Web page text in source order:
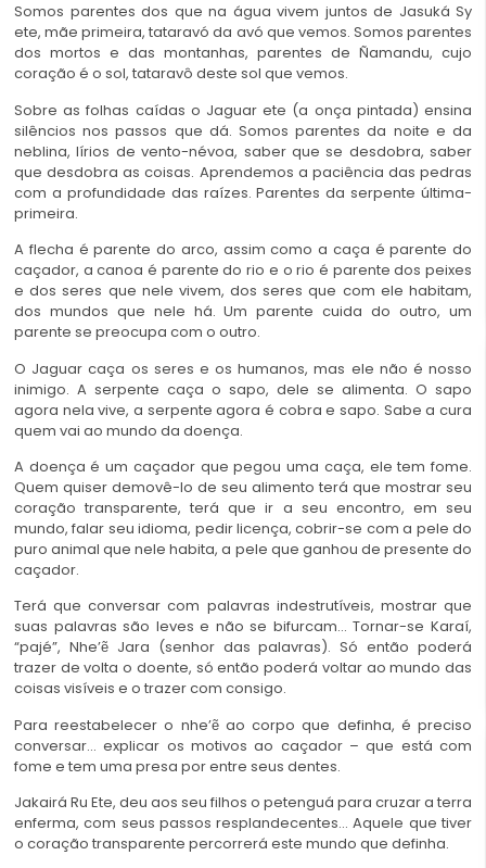
Somos parentes dos que na água vivem juntos de Jasuká Sy
ete, mãe primeira, tataravó da avó que vemos. Somos parentes
dos mortos e das montanhas, parentes de Ñamandu, cujo
coração é o sol, tataravô deste sol que vemos.
Sobre as folhas caídas o Jaguar ete (a onça pintada) ensina
silêncios nos passos que dá. Somos parentes da noite e da
neblina, lírios de vento-névoa, saber que se desdobra, saber
que desdobra as coisas. Aprendemos a paciência das pedras
com a profundidade das raízes. Parentes da serpente última-
primeira.
A flecha é parente do arco, assim como a caça é parente do
caçador, a canoa é parente do rio e o rio é parente dos peixes
e dos seres que nele vivem, dos seres que com ele habitam,
dos mundos que nele há. Um parente cuida do outro, um
parente se preocupa com o outro.
O Jaguar caça os seres e os humanos, mas ele não é nosso
inimigo. A serpente caça o sapo, dele se alimenta. O sapo
agora nela vive, a serpente agora é cobra e sapo. Sabe a cura
quem vai ao mundo da doença.
A doença é um caçador que pegou uma caça, ele tem fome.
Quem quiser demovê-lo de seu alimento terá que mostrar seu
coração transparente, terá que ir a seu encontro, em seu
mundo, falar seu idioma, pedir licença, cobrir-se com a pele do
puro animal que nele habita, a pele que ganhou de presente do
caçador.
Terá que conversar com palavras indestrutíveis, mostrar que
suas palavras são leves e não se bifurcam… Tornar-se Karaí,
“pajé”, Nhe’ẽ Jara (senhor das palavras). Só então poderá
trazer de volta o doente, só então poderá voltar ao mundo das
coisas visíveis e o trazer com consigo.
Para reestabelecer o nhe’ẽ ao corpo que definha, é preciso
conversar… explicar os motivos ao caçador – que está com
fome e tem uma presa por entre seus dentes.
Jakairá Ru Ete, deu aos seu filhos o petenguá para cruzar a terra
enferma, com seus passos resplandecentes… Aquele que tiver
o coração transparente percorrerá este mundo que definha.